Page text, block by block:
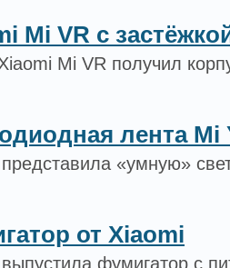
Mi VR с
Mi VR получил
лента Mi
«умную»
от Xiaomi
фумигатор с